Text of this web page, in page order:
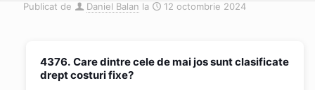
Publicat de Daniel Balan la 12 octombrie 2024
4376. Care dintre cele de mai jos sunt clasificate
drept costuri fixe?